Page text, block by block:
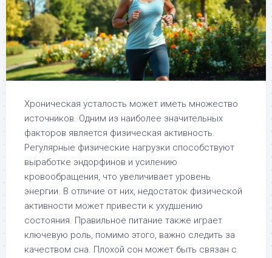
Хроническая усталость может иметь множество
источников. Одним из наиболее значительных
факторов является физическая активность.
Регулярные физические нагрузки способствуют
выработке эндорфинов и усилению
кровообращения, что увеличивает уровень
энергии. В отличие от них, недостаток физической
активности может привести к ухудшению
состояния. Правильное питание также играет
ключевую роль, помимо этого, важно следить за
качеством сна. Плохой сон может быть связан с